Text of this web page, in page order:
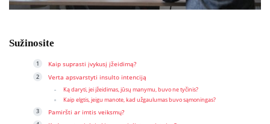
Sužinosite
Kaip suprasti įvykusį įžeidimą?
Verta apsvarstyti insulto intenciją
Ką daryti, jei įžeidimas, jūsų manymu, buvo ne tyčinis?
Kaip elgtis, jeigu manote, kad užgaulumas buvo sąmoningas?
Pamiršti ar imtis veiksmų?